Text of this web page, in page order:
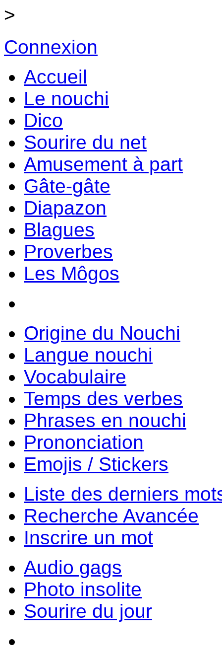
>
Connexion
Accueil
Le nouchi
Dico
Sourire du net
Amusement à part
Gâte-gâte
Diapazon
Blagues
Proverbes
Les Môgos
Origine du Nouchi
Langue nouchi
Vocabulaire
Temps des verbes
Phrases en nouchi
Prononciation
Emojis / Stickers
Liste des derniers
Recherche Avancée
Inscrire un mot
Audio gags
Photo insolite
Sourire du jour